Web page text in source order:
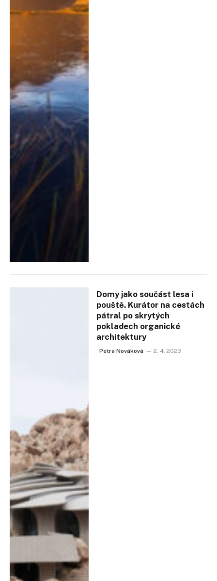
Domy jako součást lesa i
pouště. Kurátor na cestách
pátral po skrytých
pokladech organické
architektury
Petra Nováková 2. 4. 2023